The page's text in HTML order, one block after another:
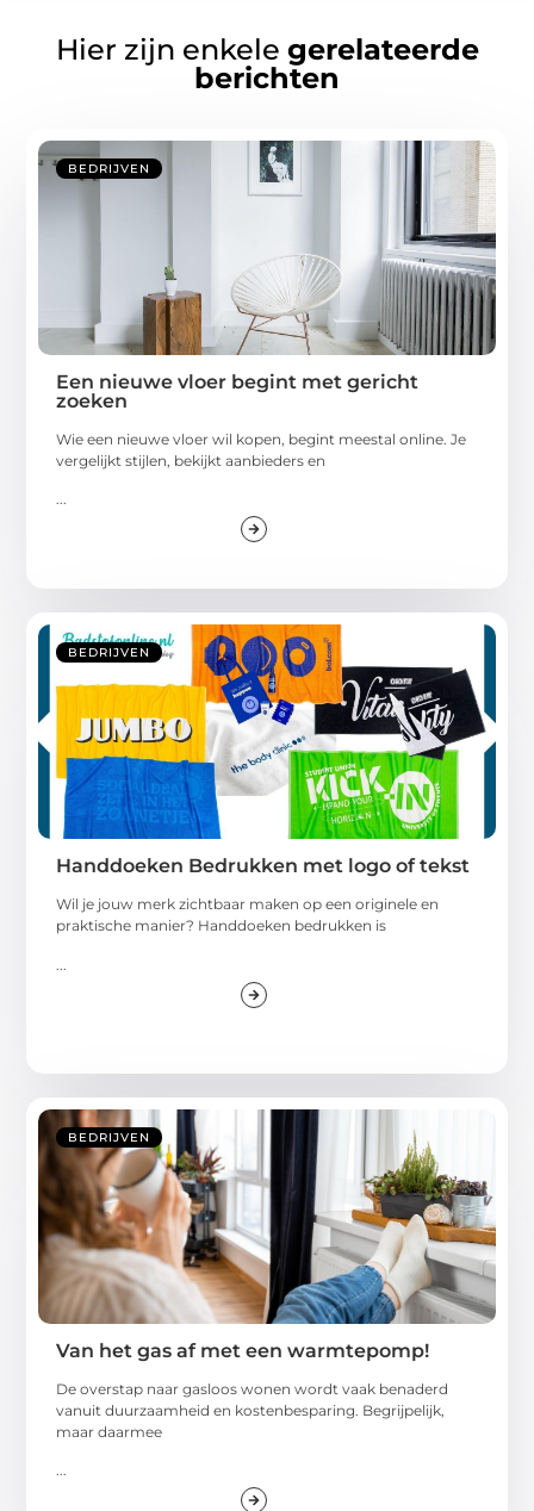
Hier zijn enkele gerelateerde
berichten
BEDRIJVEN
Een nieuwe vloer begint met gericht
zoeken
Wie een nieuwe vloer wil kopen, begint meestal online. Je
vergelijkt stijlen, bekijkt aanbieders en
...
BEDRIJVEN
Handdoeken Bedrukken met logo of tekst
Wil je jouw merk zichtbaar maken op een originele en
praktische manier? Handdoeken bedrukken is
BEDRIJVEN
Van het gas af met een warmtepomp!
De overstap naar gasloos wonen wordt vaak benaderd
vanuit duurzaamheid en kostenbesparing. Begrijpelijk,
maar daarmee
...